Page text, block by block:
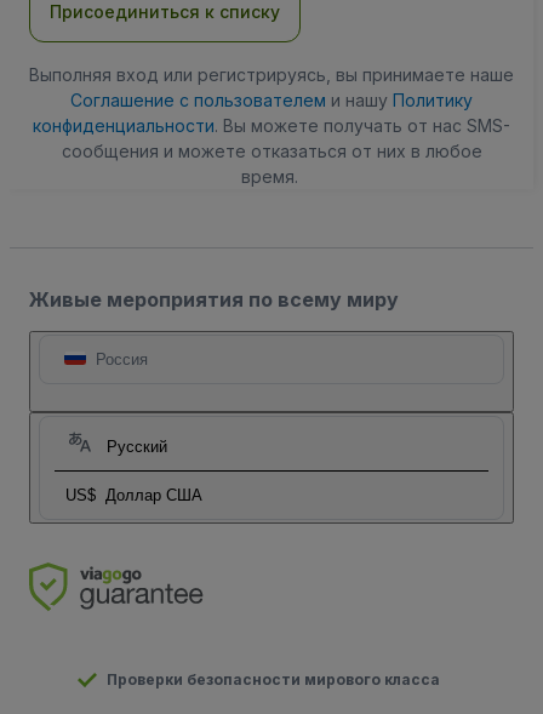
Присоединиться к списку
Выполняя вход или регистрируясь, вы принимаете наше
Соглашение с пользователем и нашу Политику
конфиденциальности. Вы можете получать от нас SMS-
сообщения и можете отказаться от них в любое
время.
Живые мероприятия по всему миру
Россия
Русский
US$ Доллар США
Проверки безопасности мирового класса